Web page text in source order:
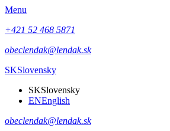
Menu
+421 52 468 5871
obeclendak@lendak.sk
SKSlovensky
SKSlovensky
ENEnglish
obeclendak@lendak.sk